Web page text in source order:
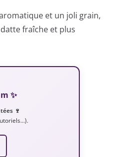
et un joli grain,
fraîche et plus
✨
🍷